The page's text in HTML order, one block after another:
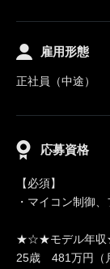
雇用形態
正社員（中途）
応募資格
【必須】
・マイコン制御
★☆★モデル年
25歳 481万円（